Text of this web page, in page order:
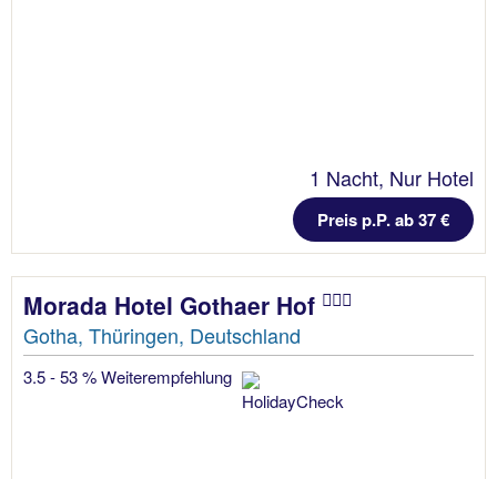
1 Nacht, Nur Hotel
Preis p.P. ab 37 €
Morada Hotel Gothaer Hof
Gotha, Thüringen, Deutschland
3.5 - 53 % Weiterempfehlung